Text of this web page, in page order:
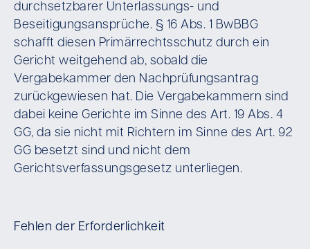
durchsetzbarer Unterlassungs- und
Beseitigungsansprüche. § 16 Abs. 1 BwBBG
schafft diesen Primärrechtsschutz durch ein
Gericht weitgehend ab, sobald die
Vergabekammer den Nachprüfungsantrag
zurückgewiesen hat. Die Vergabekammern sind
dabei keine Gerichte im Sinne des Art. 19 Abs. 4
GG, da sie nicht mit Richtern im Sinne des Art. 92
GG besetzt sind und nicht dem
Gerichtsverfassungsgesetz unterliegen.
Fehlen der Erforderlichkeit